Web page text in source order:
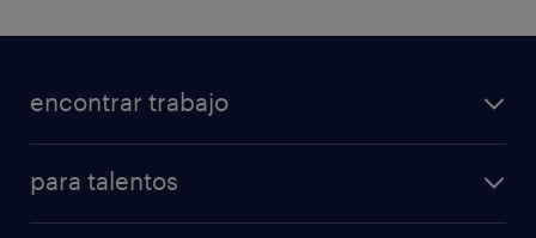
encontrar trabajo
para talentos